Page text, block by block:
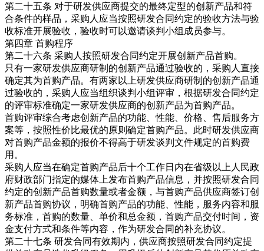
第二十五条 对于研发供应商提交的最终定型的创新产品和符
合条件的样品，采购人应当按照研发合同约定的验收方法与验
收标准开展验收，验收时可以邀请谈判小组成员参与。
第四章 首购程序
第二十六条 采购人按照研发合同约定开展创新产品首购。
只有一家研发供应商研制的创新产品通过验收的，采购人直接
确定其为首购产品。有两家以上研发供应商研制的创新产品通
过验收的，采购人应当组织谈判小组评审，根据研发合同约定
的评审标准确定一家研发供应商的创新产品为首购产品。
首购评审综合考虑创新产品的功能、性能、价格、售后服务方
案等，按照性价比最优的原则确定首购产品。此时研发供应商
对首购产品金额的报价不得高于研发谈判文件规定的首购费
用。
采购人应当在确定首购产品后十个工作日内在省级以上人民政
府财政部门指定的媒体上发布首购产品信息，并按照研发合同
约定的创新产品首购数量或者金额，与首购产品供应商签订创
新产品首购协议，明确首购产品的功能、性能，服务内容和服
务标准，首购的数量、单价和总金额，首购产品交付时间，资
金支付方式和条件等内容，作为研发合同的补充协议。
第二十七条 研发合同有效期内，供应商按照研发合同约定提